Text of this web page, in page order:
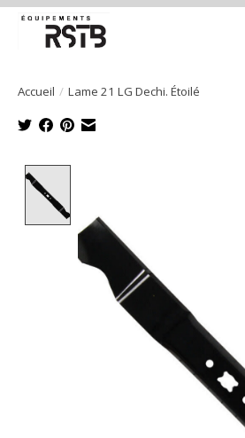
Accueil / Lame 21 LG Dechi. Étoilé